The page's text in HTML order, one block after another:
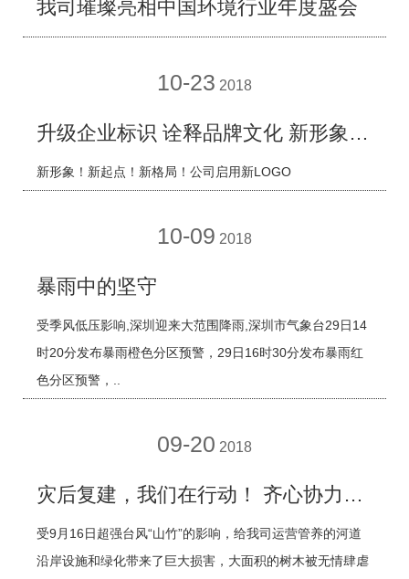
我司璀璨亮相中国环境行业年度盛会
10-23 2018
升级企业标识 诠释品牌文化 新形象！新起点！新格局！公司启用新LOGO
新形象！新起点！新格局！公司启用新LOGO
10-09 2018
暴雨中的坚守
受季风低压影响,深圳迎来大范围降雨,深圳市气象台29日14
时20分发布暴雨橙色分区预警，29日16时30分发布暴雨红
色分区预警，..
09-20 2018
灾后复建，我们在行动！ 齐心协力，上下同欲胜！
受9月16日超强台风“山竹”的影响，给我司运营管养的河道
沿岸设施和绿化带来了巨大损害，大面积的树木被无情肆虐